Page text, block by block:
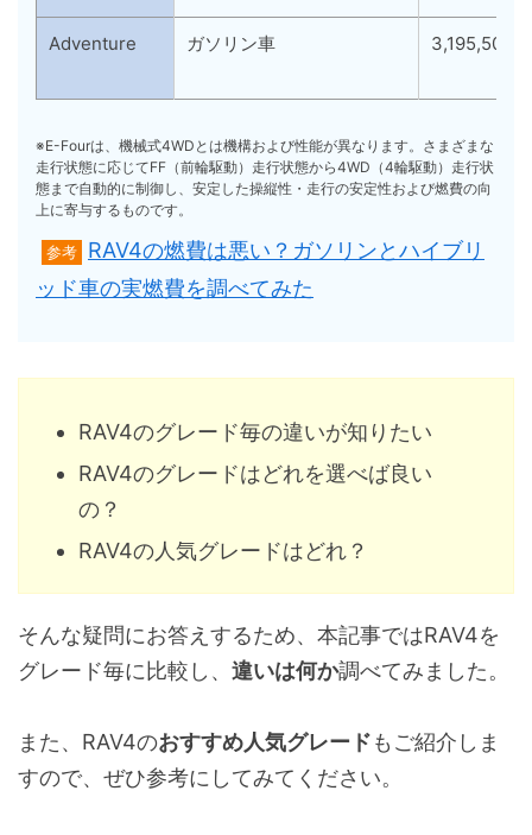
Adventure ガソリン車 3,195,500円
※E-Fourは、機械式4WDとは機構および性能が異なります。さまざまな
走行状態に応じてFF（前輪駆動）走行状態から4WD（4輪駆動）走行状
態まで自動的に制御し、安定した操縦性・走行の安定性および燃費の向
上に寄与するものです。
参考
RAV4の燃費は悪い？ガソリンとハイブリ
ッド車の実燃費を調べてみた
RAV4のグレード毎の違いが知りたい
RAV4のグレードはどれを選べば良い
の？
RAV4の人気グレードはどれ？
そんな疑問にお答えするため、本記事ではRAV4を
グレード毎に比較し、 違いは何か調べてみました。
また、RAV4のおすすめ人気グレードもご紹介しま
すので、ぜひ参考にしてみてください。